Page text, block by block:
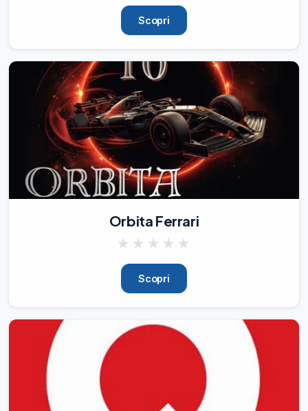
ecc. scrivendo al bot del canale che
Ringrazio tutti coloro ch
17/09/20 2.74K
N
idi pasquali con
Nutella
e
GialloZafferano
🍫
Dosi per:
6 pezzi
Nota + almeno 15 min. di riposo
dell’impasto in frigorifero
INGREDIENTI:
(Per 6 porzioni)
▪️
Scopri
Orbita Ferrari
★ ★ ★ ★ ★
Scopri